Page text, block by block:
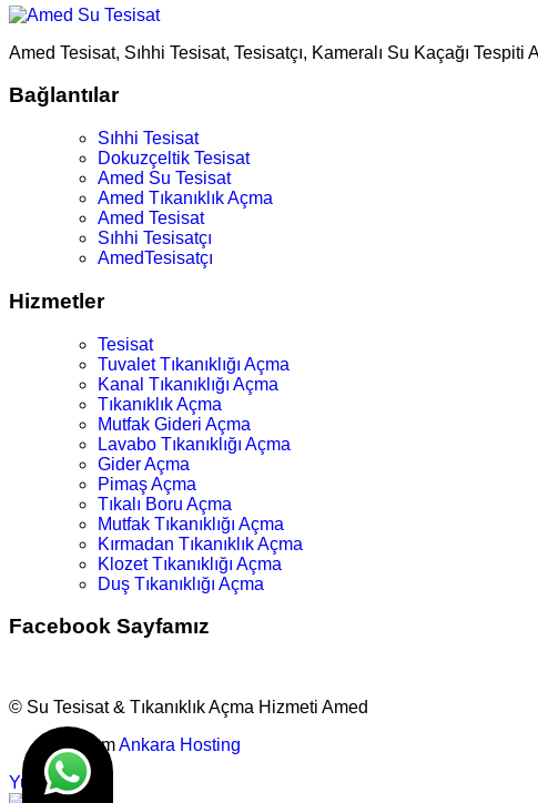
Amed Tesisat, Sıhhi Tesisat, Tesisatçı, Kameralı Su Kaçağı Tespiti
Bağlantılar
Sıhhi Tesisat
Dokuzçeltik Tesisat
Amed Su Tesisat
Amed Tıkanıklık Açma
Amed Tesisat
Sıhhi Tesisatçı
AmedTesisatçı
Hizmetler
Tesisat
Tuvalet Tıkanıklığı Açma
Kanal Tıkanıklığı Açma
Tıkanıklık Açma
Mutfak Gideri Açma
Lavabo Tıkanıklığı Açma
Gider Açma
Pimaş Açma
Tıkalı Boru Açma
Mutfak Tıkanıklığı Açma
Kırmadan Tıkanıklık Açma
Klozet Tıkanıklığı Açma
Duş Tıkanıklığı Açma
Facebook Sayfamız
© Su Tesisat & Tıkanıklık Açma Hizmeti Amed
TasarımAnkara Hosting
Yukarı